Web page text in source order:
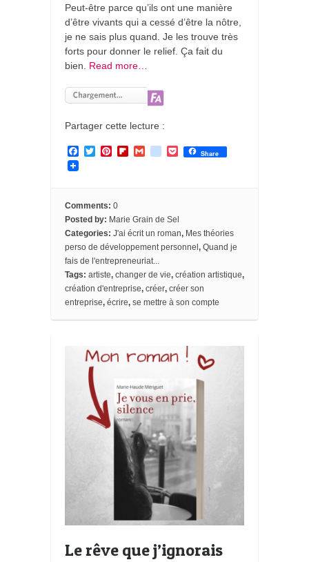
Peut-être parce qu’ils ont une manière
d’être vivants qui a cessé d’être la nôtre,
je ne sais plus quand. Je les trouve très
forts pour donner le relief. Ça fait du
bien. Read more…
Partager cette lecture :
F
o
o
T
e
r
P
r
e
s
t
F
a
r
d
_
o
o
m
r
k
P
Share
Comments: 0
Posted by: Marie Grain de Sel
Categories: J'ai écrit un roman, Mes théories
perso de développement personnel , Quand je
fais de l'entrepreneuriat...
Tags: artiste, changer de vie, création artistique,
création d'entreprise, créer, créer son
entreprise, écrire, se mettre à son compte
Le rêve que j’ignorais